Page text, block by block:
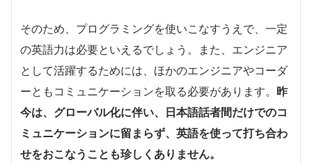
そのため、プログラミングを使いこなすうえで、一定
の英語力は必要といえるでしょう。また、エンジニア
として活躍するためには、ほかのエンジニアやコーダ
ーともコミュニケーションを取る必要があります。 昨
今は、グローバル化に伴い、日本語話者間だけでのコ
ミュニケーションに留まらず、英語を使って打ち合わ
せをおこなうことも珍しくありません。